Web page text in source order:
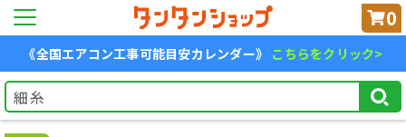
0
《全国エアコン工事可能目安カレンダー》 こちらをクリック>